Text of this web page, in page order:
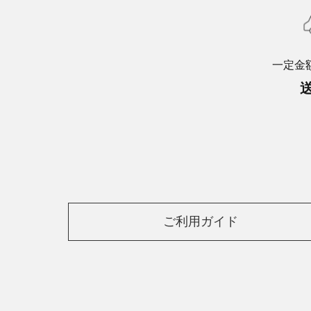
一定金
ご利用ガイド